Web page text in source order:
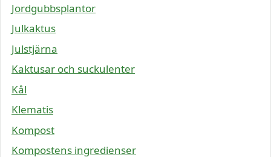
Jordgubbsplantor
Julkaktus
Julstjärna
Kaktusar och suckulenter
Kål
Klematis
Kompost
Kompostens ingredienser